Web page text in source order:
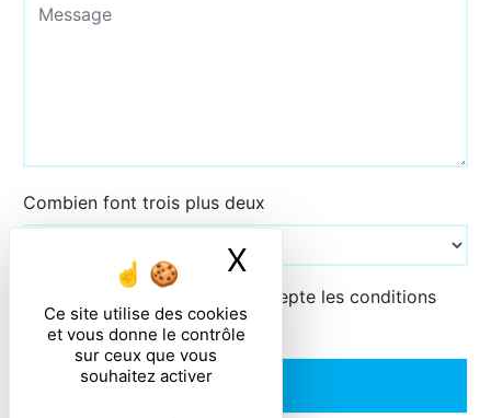
Ce site utilise des cookies
et vous donne le contrôle
sur ceux que vous
souhaitez activer
X Masquer le
Combien font trois plus deux
En cochant cette case, j'accepte les conditions
particulières ci-dessous **
ENVOYER